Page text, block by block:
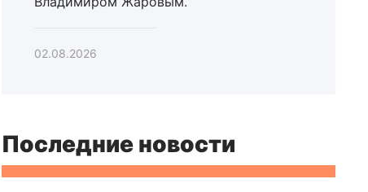
02.08.2026
Последние новости